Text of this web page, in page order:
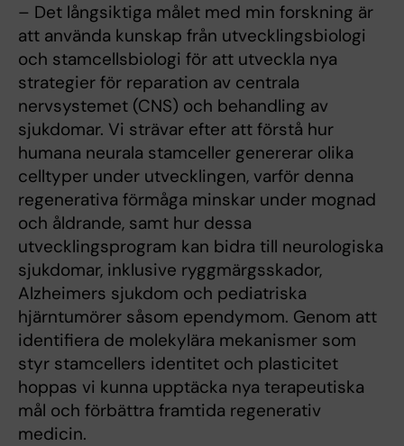
– Det långsiktiga målet med min forskning är
att använda kunskap från utvecklingsbiologi
och stamcellsbiologi för att utveckla nya
strategier för reparation av centrala
nervsystemet (CNS) och behandling av
sjukdomar. Vi strävar efter att förstå hur
humana neurala stamceller genererar olika
celltyper under utvecklingen, varför denna
regenerativa förmåga minskar under mognad
och åldrande, samt hur dessa
utvecklingsprogram kan bidra till neurologiska
sjukdomar, inklusive ryggmärgsskador,
Alzheimers sjukdom och pediatriska
hjärntumörer såsom ependymom. Genom att
identifiera de molekylära mekanismer som
styr stamcellers identitet och plasticitet
hoppas vi kunna upptäcka nya terapeutiska
mål och förbättra framtida regenerativ
medicin.